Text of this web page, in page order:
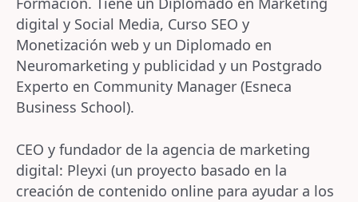
digital y Social Media, Curso SEO y
Monetización web y un Diplomado en
Neuromarketing y publicidad y un Postgrado
Experto en Community Manager (Esneca
Business School).
CEO y fundador de la agencia de marketing
digital: Pleyxi (un proyecto basado en la
creación de contenido online para ayudar a los